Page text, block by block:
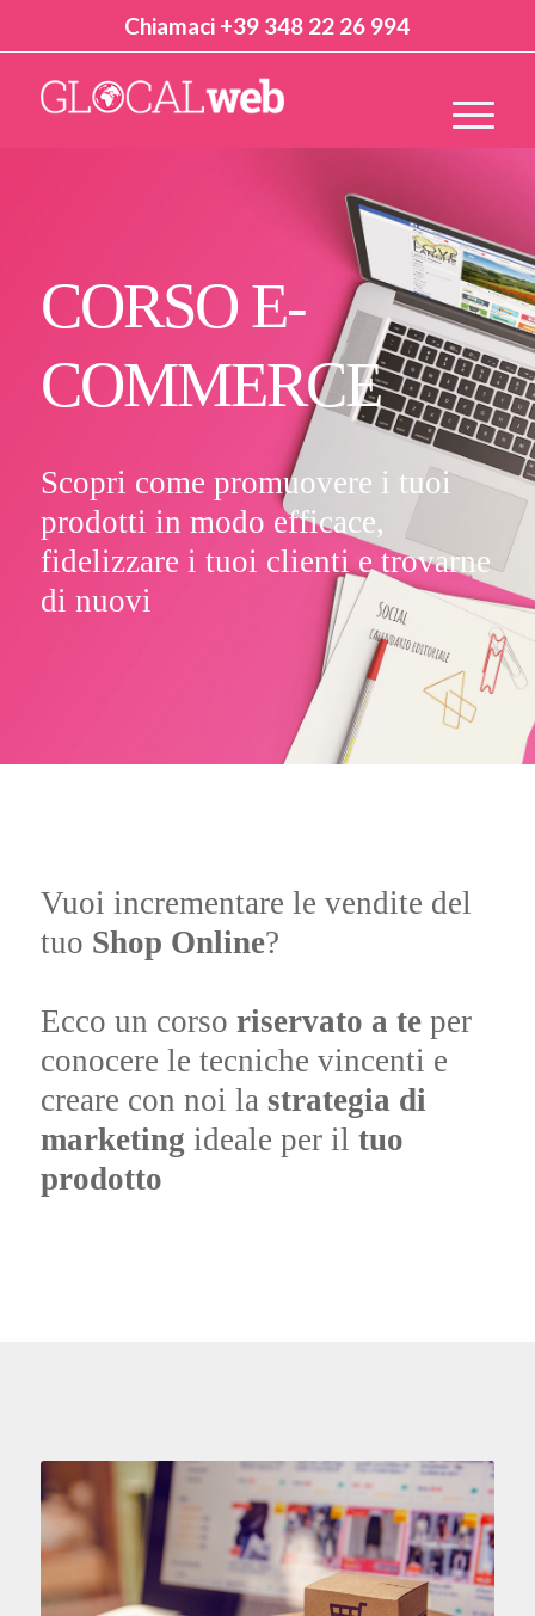
Chiamaci +39 348 22 26 994
CORSO E-
COMMERCE
Scopri come promuovere i tuoi
prodotti in modo efficace,
fidelizzare i tuoi clienti e trovarne
di nuovi
Vuoi incrementare le vendite del
tuo Shop Online?
Ecco un corso riservato a teper
conocere le tecniche vincenti e
creare con noi la strategia di
marketing ideale per il tuo
prodotto